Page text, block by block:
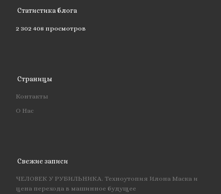
Статистика блога
2 302 408 просмотров
Страницы
Контакты
О Нас
Свежие записи
ЧЕЛОВЕК У РУБИЛЬНИКА. Техноутопия Илона Маска и
цена перехода в машинное будущее